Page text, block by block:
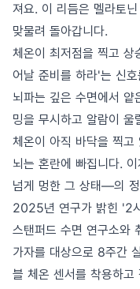
져요. 이 리듬은 멜라토
맞물려 돌아갑니다.
체온이 최저점을 찍고
어날 준비를 하라'는 신
뇌파는 깊은 수면에서 얕
밍을 무시하고 알람이
체온이 아직 바닥을 찍고
뇌는 혼란에 빠집니다.
넘게 멍한 그 상태—의
2025년 연구가 밝힌 '2
스탠퍼드 수면 연구소와
가자를 대상으로 8주간
블 체온 센서를 착용하고